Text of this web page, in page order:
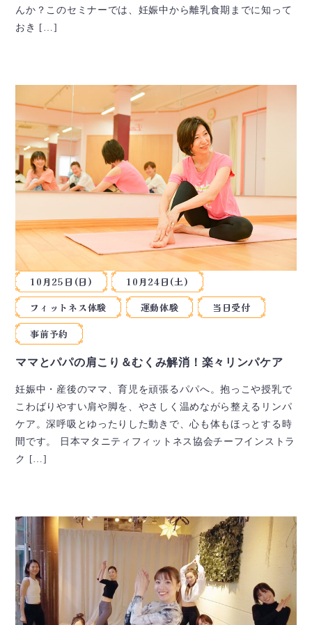
んか？このセミナーでは、妊娠中から離乳食期までに知って
おき […]
10月25日(日)
10月24日(土)
フィットネス体験
運動体験
当日受付
事前予約
ママとパパの肩こり＆むくみ解消！楽々リンパケア
妊娠中・産後のママ、育児を頑張るパパへ。抱っこや授乳で
こわばりやすい肩や脚を、やさしく温めながら整えるリンパ
ケア。深呼吸とゆったりした動きで、心も体もほっとする時
間です。 日本マタニティフィットネス協会チーフインストラ
ク […]